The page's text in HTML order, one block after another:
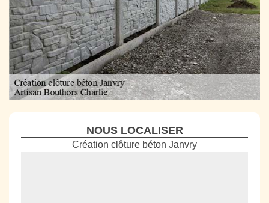
NOUS LOCALISER
Création clôture béton Janvry